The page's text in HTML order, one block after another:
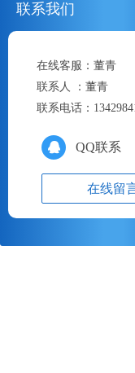
联系我们
在线客服：董青
联系人 ：董青
联系电话：
QQ联系
在线留